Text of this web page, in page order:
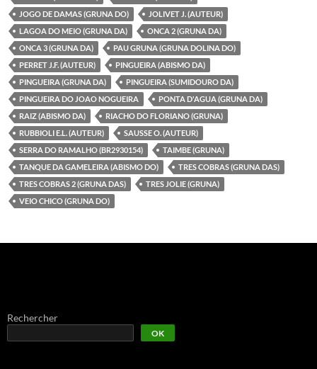
JOGO DE DAMAS (GRUNA DO)
JOLIVET J. (AUTEUR)
LAGOA DO MEIO (GRUNA DA)
ONCA 2 (GRUNA DA)
ONCA 3 (GRUNA DA)
PAU GRUNA (GRUNA DOLINA DO)
PERRET J.F. (AUTEUR)
PINGUEIRA (ABISMO DA)
PINGUEIRA (GRUNA DA)
PINGUEIRA (SUMIDOURO DA)
PINGUEIRA DO JOAO NOGUEIRA
PONTA D'AGUA (GRUNA DA)
RAIZ (ABISMO DA)
RIACHO DO FLORIANO (GRUNA)
RUBBIOLI E.L. (AUTEUR)
SAUSSE O. (AUTEUR)
SERRA DO RAMALHO (BR2930154)
TAIMBE (GRUNA)
TANQUE DA GAMELEIRA (ABISMO DO)
TRES COBRAS (GRUNA DAS)
TRES COBRAS 2 (GRUNA DAS)
TRES JOLIE (GRUNA)
VEIO CHICO (GRUNA DO)
Rechercher
OK